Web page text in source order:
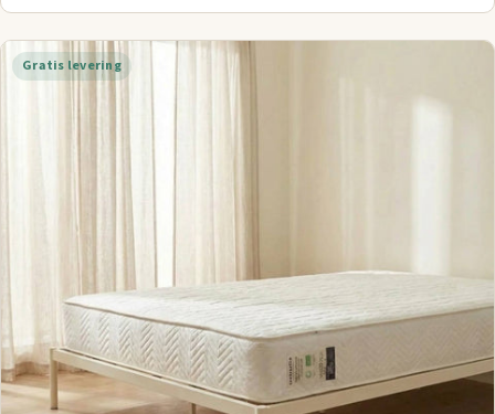
Gratis levering